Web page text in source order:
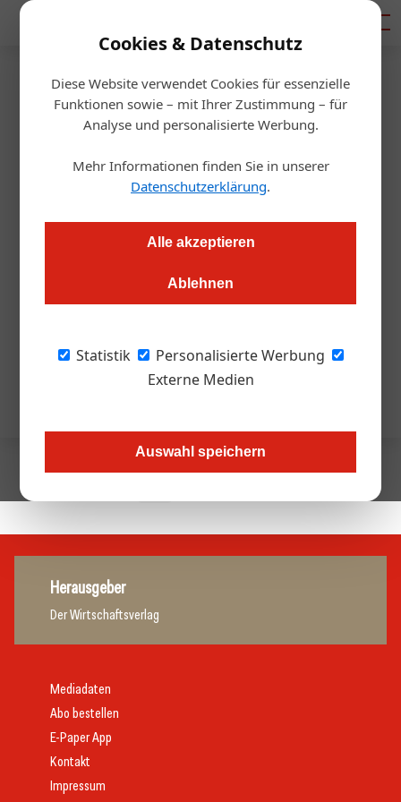
Cookies & Datenschutz
Diese Website verwendet Cookies für essenzielle
Funktionen sowie – mit Ihrer Zustimmung – für
Analyse und personalisierte Werbung.
Mehr Informationen finden Sie in unserer
Datenschutzerklärung.
Alle akzeptieren
Ablehnen
Statistik
Personalisierte Werbung
Externe Medien
Auswahl speichern
Artikel von Georg Fröch
Herausgeber
Der Wirtschaftsverlag
Mediadaten
Abo bestellen
E-Paper App
Kontakt
Impressum